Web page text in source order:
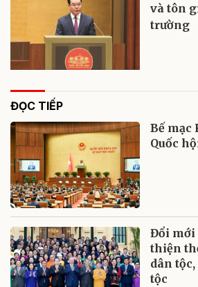
và tôn
trường
ĐỌC TIẾP
Bế mạc
Quốc
Đổi mới
thiện
dân
tộc